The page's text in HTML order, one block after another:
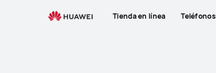
Tienda en línea Teléfonos